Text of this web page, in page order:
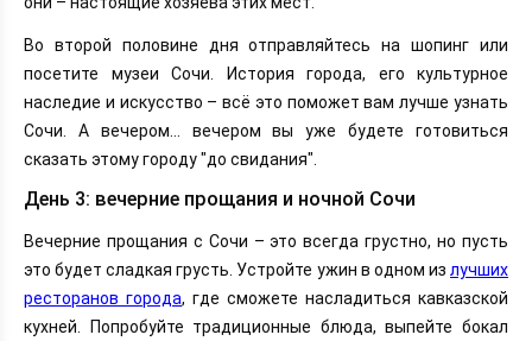
Во второй половине дня отправляйтесь на шопинг или
посетите музеи Сочи. История города, его культурное
наследие и искусство – всё это поможет вам лучше узнать
Сочи. А вечером… вечером вы уже будете готовиться
сказать этому городу "до свидания".
День 3: вечерние прощания и ночной Сочи
Вечерние прощания с Сочи – это всегда грустно, но пусть
это будет сладкая грусть. Устройте ужин в одном из лучших
ресторанов города, где сможете насладиться кавказской
кухней. Попробуйте традиционные блюда, выпейте бокал